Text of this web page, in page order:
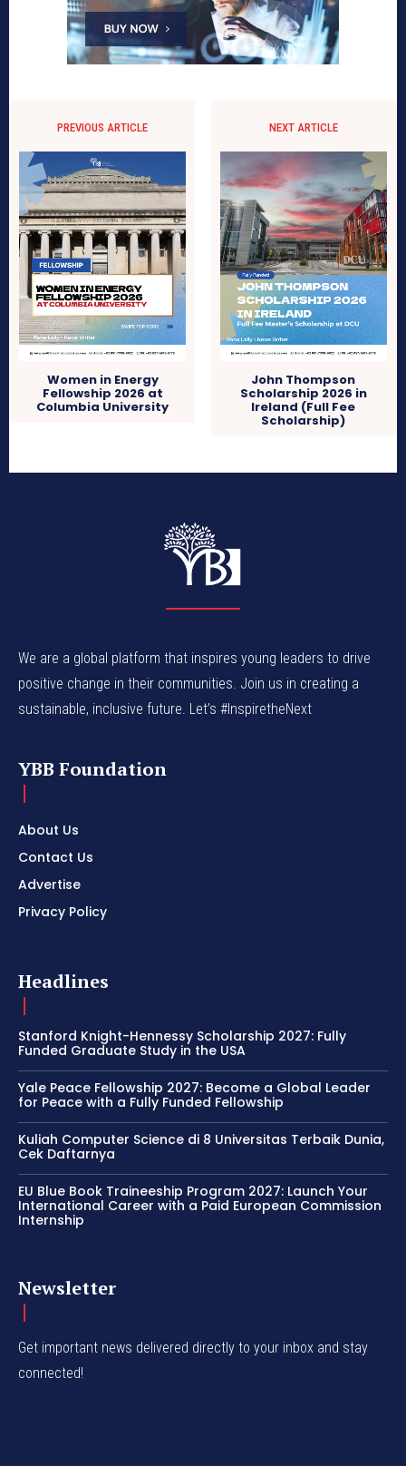
PREVIOUS ARTICLE
Women in Energy
Fellowship 2026 at
Columbia University
NEXT ARTICLE
John Thompson
Scholarship 2026 in
Ireland (Full Fee
Scholarship)
We are a global platform that inspires young leaders to drive
positive change in their communities. Join us in creating a
sustainable, inclusive future. Let’s #InspiretheNext
YBB Foundation
About Us
Contact Us
Advertise
Privacy Policy
Headlines
Stanford Knight-Hennessy Scholarship 2027: Fully
Funded Graduate Study in the USA
Yale Peace Fellowship 2027: Become a Global Leader
for Peace with a Fully Funded Fellowship
Kuliah Computer Science di 8 Universitas Terbaik Dunia,
Cek Daftarnya
EU Blue Book Traineeship Program 2027: Launch Your
International Career with a Paid European Commission
Internship
Newsletter
Get important news delivered directly to your inbox and stay
connected!